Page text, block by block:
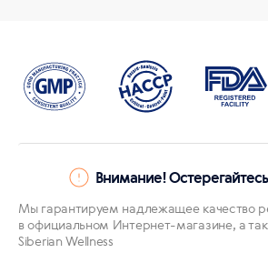
Внимание!
Мы гарантируем надлежащее качество
в официальном Интернет-магазине, а
Siberian Wellness